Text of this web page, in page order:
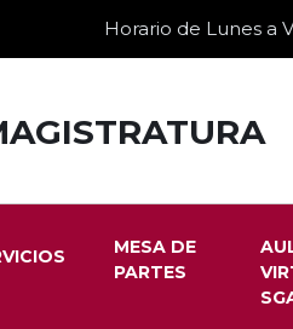
Horario de Lunes a
MESA DE
PARTES